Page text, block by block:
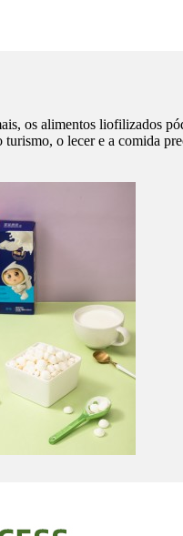
os alimentos liofilizados
o lecer e a comida